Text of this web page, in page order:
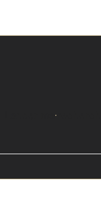
Lancer ma recherche